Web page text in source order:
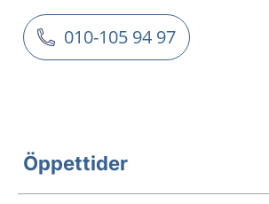
010-105 94 97
Öppettider